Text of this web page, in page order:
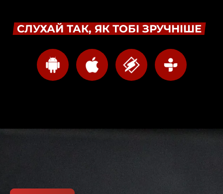
СЛУХАЙ ТАК, ЯК ТОБІ ЗРУЧНІШЕ